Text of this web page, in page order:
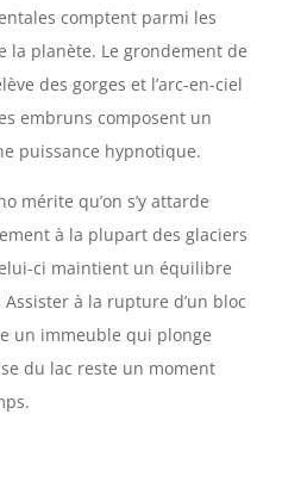
comptent parmi les
la planète. Le grondement de
des gorges et l’arc-en-ciel
embruns composent un
puissance hypnotique.
mérite qu’on s’y attarde
à la plupart des glaciers
ci maintient un équilibre
à la rupture d’un bloc
un immeuble qui plonge
du lac reste un moment